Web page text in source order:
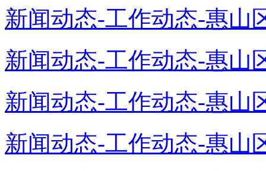
新闻动态-工作动态-惠山
新闻动态-工作动态-惠山
新闻动态-工作动态-惠山
新闻动态-工作动态-惠山